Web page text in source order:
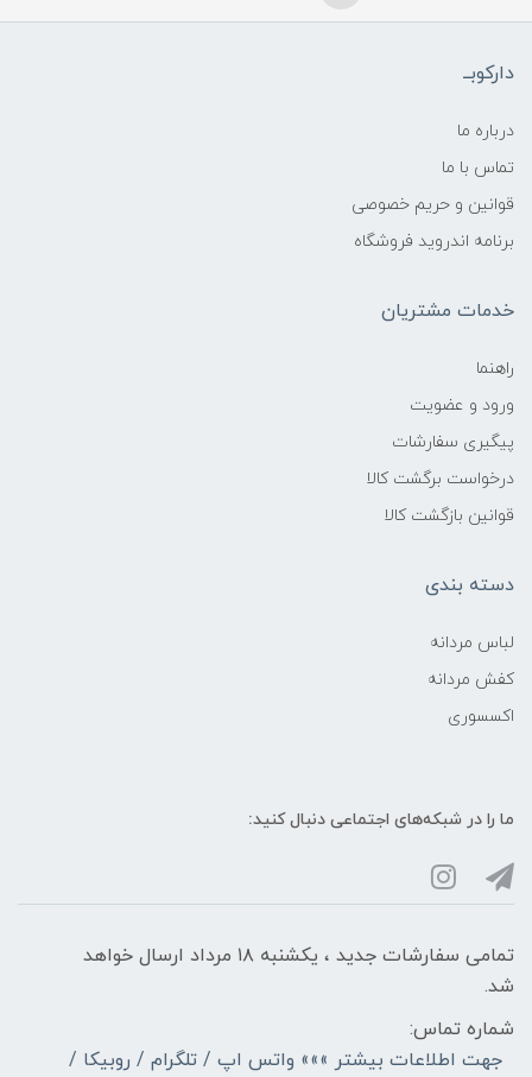
دارکوبــ
درباره ما
تماس با ما
قوانین و حریم خصوصی
برنامه اندروید فروشگاه
خدمات مشتریان
راهنما
ورود و عضویت
پیگیری سفارشات
درخواست برگشت کالا
قوانین بازگشت کالا
دسته بندی
لباس مردانه
کفش مردانه
اکسسوری
ما را در شبکه‌های اجتماعی دنبال کنید:
تمامی سفارشات جدید ، یکشنبه ۱۸ مرداد ارسال خواهد
شد.
شماره تماس:
جهت اطلاعات بیشتر »»» واتس اپ / تلگرام / روبیکا /